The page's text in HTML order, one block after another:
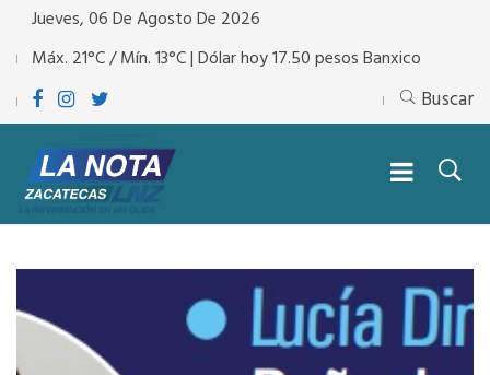
Jueves, 06 De Agosto De 2026
Máx. 21°C / Mín. 13°C | Dólar hoy 17.50 pesos Banxico
Buscar